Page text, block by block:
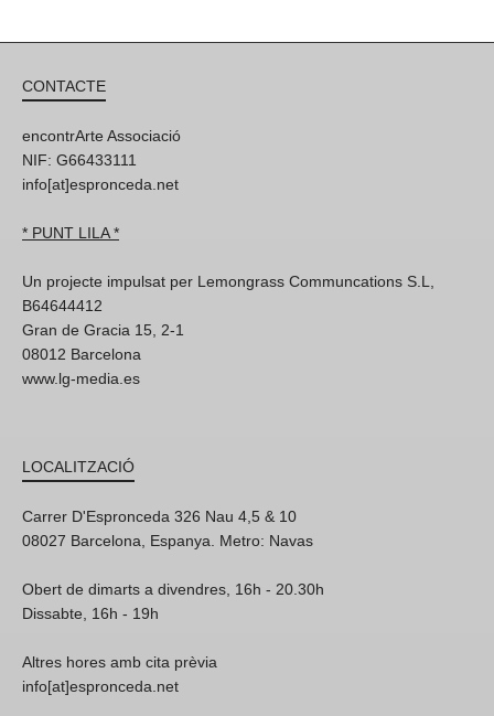
CONTACTE
encontrArte Associació
NIF: G66433111
info[at]espronceda.net
* PUNT LILA *
Un projecte impulsat per Lemongrass Communcations S.L,
B64644412
Gran de Gracia 15, 2-1
08012 Barcelona
www.lg-media.es
LOCALITZACIÓ
Carrer D'Espronceda 326 Nau 4,5 & 10
08027 Barcelona, Espanya. Metro: Navas
Obert de dimarts a divendres, 16h - 20.30h
Dissabte, 16h - 19h
Altres hores amb cita prèvia
info[at]espronceda.net